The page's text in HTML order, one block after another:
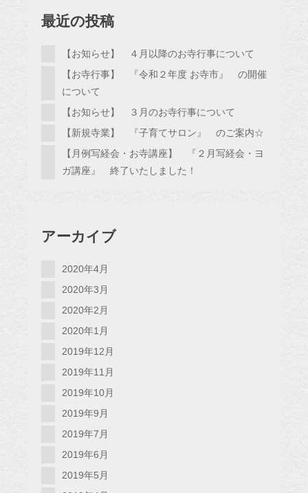
最近の投稿
【お知らせ】 ４月以降のお寺行事について
【お寺行事】 『令和２年度 お寺市』 の開催
について
【お知らせ】 ３月のお寺行事について
【新規寺業】 『子育てサロン』 のご案内☆
【月例写経会・お寺講座】 『２月写経会・ヨ
ガ講座』 終了いたしました！
アーカイブ
2020年4月
2020年3月
2020年2月
2020年1月
2019年12月
2019年11月
2019年10月
2019年9月
2019年7月
2019年6月
2019年5月